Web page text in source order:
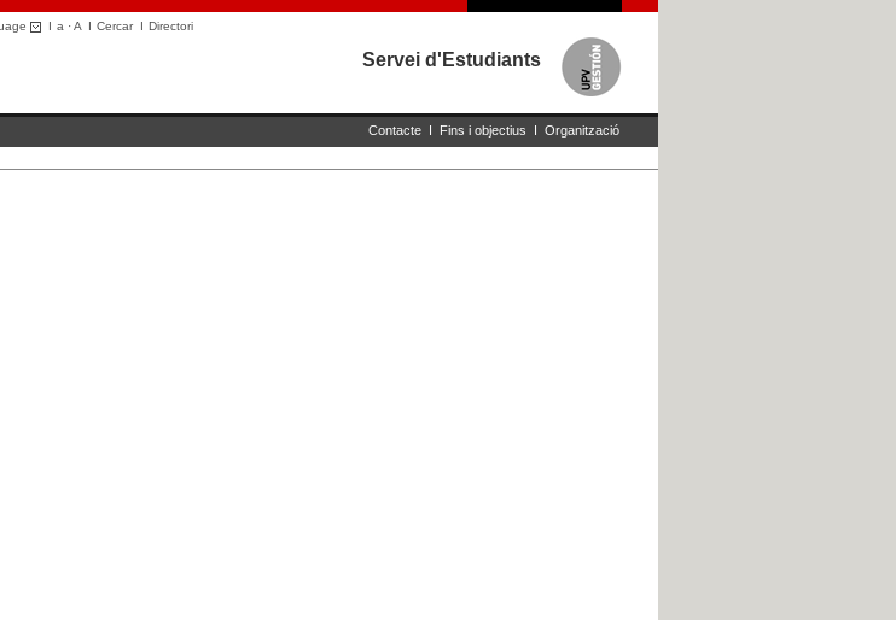
I a ·A I CercarI Directori
Servei d'Estudiants
Contacte I Fins i objectius I Organització